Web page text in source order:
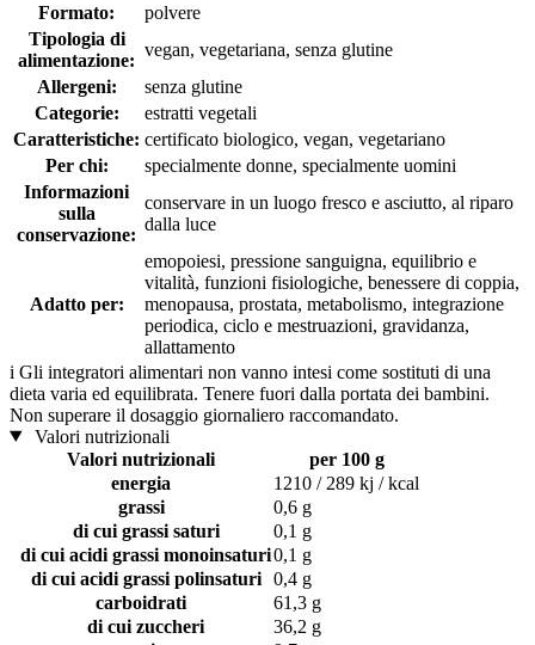
Formato:
polvere
Tipologia di
alimentazione:
vegan, vegetariana, senza glutine
Allergeni:
senza glutine
Categorie:
estratti vegetali
Caratteristiche: certificato biologico, vegan, vegetariano
Per chi:
specialmente donne, specialmente uomini
Informazioni
sulla
conservazione:
conservare in un luogo fresco e asciutto, al riparo
dalla luce
Adatto per:
emopoiesi, pressione sanguigna, equilibrio e
vitalità, funzioni fisiologiche, benessere di coppia,
menopausa, prostata, metabolismo, integrazione
periodica, ciclo e mestruazioni, gravidanza,
allattamento
i Gli integratori alimentari non vanno intesi come sostituti di una
dieta varia ed equilibrata. Tenere fuori dalla portata dei bambini.
Non superare il dosaggio giornaliero raccomandato.
Valori nutrizionali
Valori nutrizionali
per 100 g
energia
1210 / 289 kj / kcal
grassi
0,6 g
di cui grassi saturi
0,1 g
di cui acidi grassi monoinsaturi0,1 g
di cui acidi grassi polinsaturi
0,4 g
carboidrati
61,3 g
di cui zuccheri
36,2 g